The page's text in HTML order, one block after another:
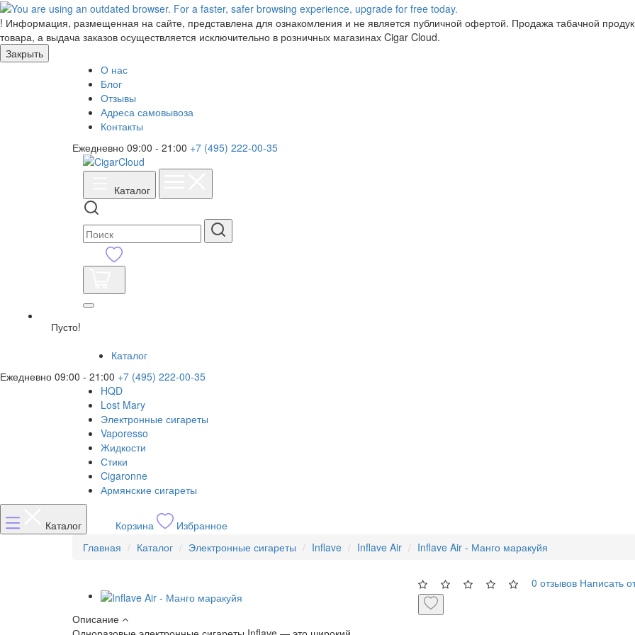
! Информация, размещенная на сайте, представлена для ознакомления и не является публичной офертой. Продажа табачной
товара, а выдача заказов осуществляется исключительно в розничных магазинах Cigar Cloud.
Закрыть
О нас
Блог
Отзывы
Адреса самовывоза
Контакты
Ежедневно 09:00 - 21:00 +7 (495) 222-00-35
Каталог
Пусто!
Каталог
Ежедневно 09:00 - 21:00 +7 (495) 222-00-35
HQD
Lost Mary
Электронные сигареты
Vaporesso
Жидкости
Стики
Cigaronne
Армянские сигареты
Каталог Корзина
Избранное
Главная
Каталог Электронные сигареты Inflave Inflave Air Inflave Air - Манго маракуйя
Описание
0 отзывов Написать